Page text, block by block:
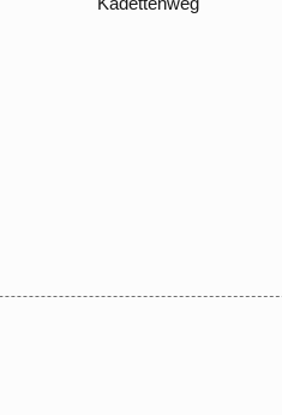
Lichterfelde – West,